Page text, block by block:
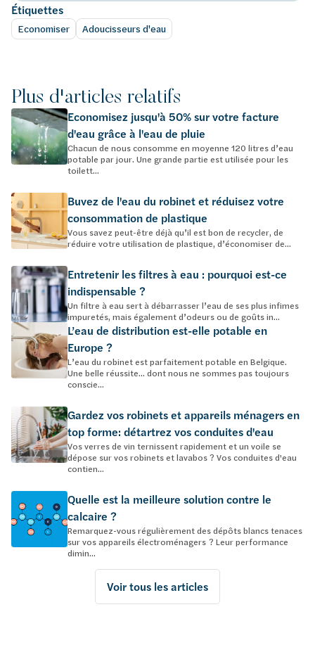
Étiquettes
Economiser Adoucisseurs d'eau
Plus d'articles relatifs
Economisez jusqu'à 50% sur votre facture
d'eau grâce à l'eau de pluie
Chacun de nous consomme en moyenne 120 litres d’eau
potable par jour. Une grande partie est utilisée pour les
toilett...
Buvez de l'eau du robinet et réduisez votre
consommation de plastique
Vous savez peut-être déjà qu’il est bon de recycler, de
réduire votre utilisation de plastique, d’économiser de...
Entretenir les filtres à eau : pourquoi est-ce
indispensable ?
Un filtre à eau sert à débarrasser l’eau de ses plus infimes
impuretés, mais également d’odeurs ou de goûts in...
L’eau de distribution est-elle potable en
Europe ?
L’eau du robinet est parfaitement potable en Belgique.
Une belle réussite… dont nous ne sommes pas toujours
conscie...
Gardez vos robinets et appareils ménagers en
top forme: détartrez vos conduites d'eau
Vos verres de vin ternissent rapidement et un voile se
dépose sur vos robinets et lavabos ? Vos conduites d'eau
contien...
Quelle est la meilleure solution contre le
calcaire ?
Remarquez-vous régulièrement des dépôts blancs tenaces
sur vos appareils électroménagers ? Leur performance
dimin...
Voir tous les articles